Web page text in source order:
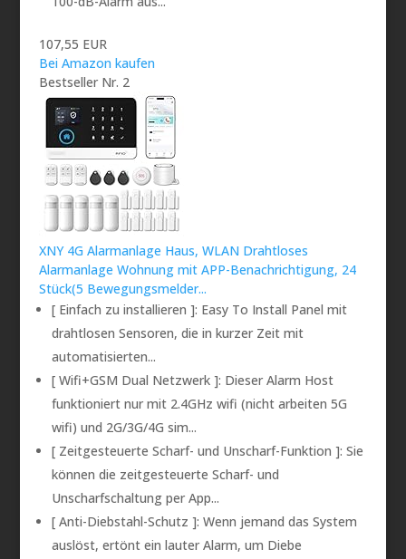
107,55 EUR
Bei Amazon kaufen
Bestseller Nr. 2
XNY 4G Alarmanlage Haus, WLAN Drahtloses
Alarmanlage Wohnung mit APP-Benachrichtigung, 24
Stück(5 Bewegungsmelder...
[ Einfach zu installieren ]: Easy To Install Panel mit
drahtlosen Sensoren, die in kurzer Zeit mit
automatisierten...
[ Wifi+GSM Dual Netzwerk ]: Dieser Alarm Host
funktioniert nur mit 2.4GHz wifi (nicht arbeiten 5G
wifi) und 2G/3G/4G sim...
[ Zeitgesteuerte Scharf- und Unscharf-Funktion ]: Sie
können die zeitgesteuerte Scharf- und
Unscharfschaltung per App...
[ Anti-Diebstahl-Schutz ]: Wenn jemand das System
auslöst, ertönt ein lauter Alarm, um Diebe